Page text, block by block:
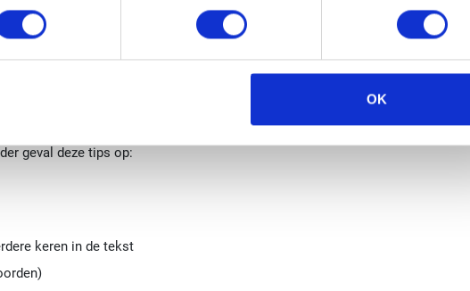
OK
aan bij het schrijven van je teksten
om een vaste structuur aan te houden. Zo maak je het een stuk makkelijker
geval deze tips op:
keren in de tekst